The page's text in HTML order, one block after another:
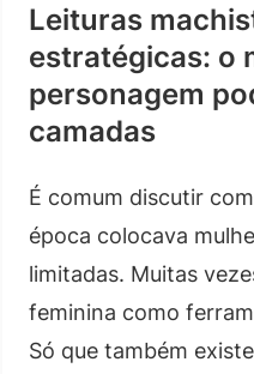
Leituras
estratégicas: o
personagem
camadas
É comum discutir
época colocava
limitadas. Muitas
feminina como
Só que também